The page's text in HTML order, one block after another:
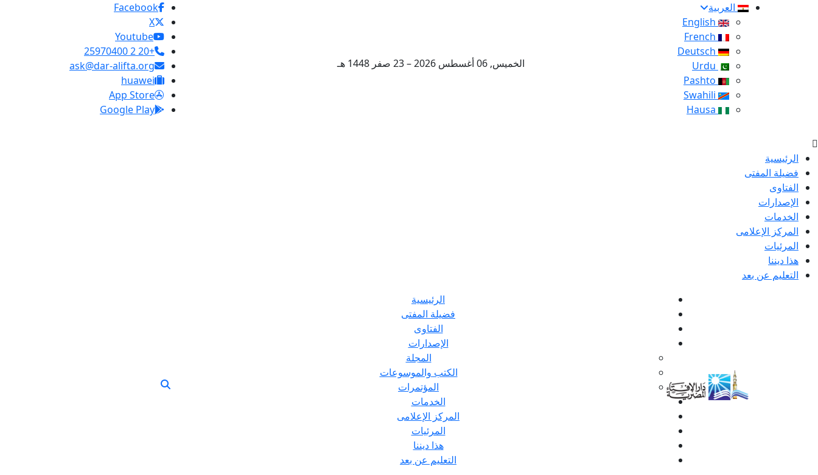
العربية
الخميس, 06 أغسطس 2026 – 23 صفر 1448 هـ
Facebook
X
Youtube
+20 2 25970400
ask@dar-alifta.org
huawei
App Store
Google Play
الرئيسية
فضيلة المفتى
الفتاوى
الإصدارات
الخدمات
المركز الإعلامى
المرئيات
هذا ديننا
التعليم عن بعد
الرئيسية
فضيلة المفتى
الفتاوى
الإصدارات
المجلة
الكتب والموسوعات
المؤتمرات
الخدمات
المركز الإعلامى
المرئيات
هذا ديننا
التعليم عن بعد